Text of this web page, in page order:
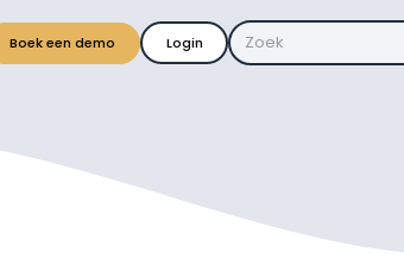
Boek een demo Login